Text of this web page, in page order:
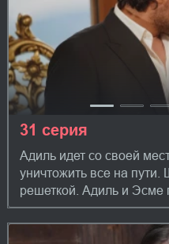
31 серия
Адиль идет со своей
уничтожить все на
решеткой. Адиль и Эсме
время торжества Эсме